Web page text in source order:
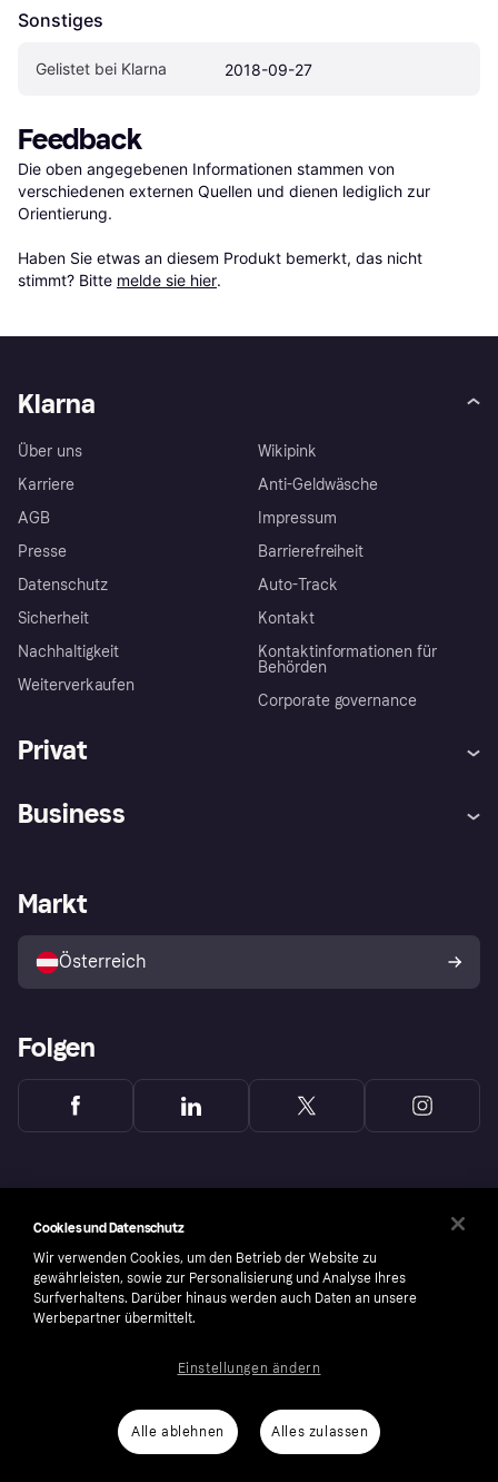
Sonstiges
Gelistet bei Klarna 2018-09-27
Feedback
Die oben angegebenen Informationen stammen von
verschiedenen externen Quellen und dienen lediglich zur
Orientierung.
Haben Sie etwas an diesem Produkt bemerkt, das nicht
stimmt? Bitte melde sie hier.
Klarna
Über uns
Karriere
AGB
Presse
Datenschutz
Sicherheit
Nachhaltigkeit
Weiterverkaufen
Wikipink
Anti-Geldwäsche
Impressum
Barrierefreiheit
Auto-Track
Kontakt
Kontaktinformationen für
Behörden
Corporate governance
Privat
Shops entdecken
Business
Händlerportal
Markt
Österreich
Folgen
number: 556737-0431
Cookies Klarna.com
Cookies und Datenschutz
Wir verwenden Cookies, um den Betrieb der Website zu
gewährleisten, sowie zur Personalisierung und Analyse Ihres
Surfverhaltens. Darüber hinaus werden auch Daten an unsere
Werbepartner übermittelt.
Alle ablehnen Alles zulassen
Einstellungen ändern